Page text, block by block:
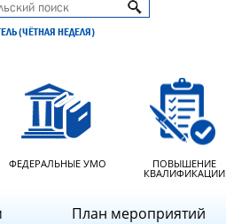
(ЧЁТНАЯ НЕДЕЛЯ)
ФЕДЕРАЛЬНЫЕ УМО ПОВЫШЕНИЕ
КВАЛИФИКАЦИИ
План мероприятий